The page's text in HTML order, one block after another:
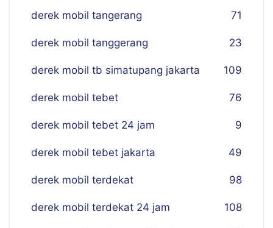
derek mobil tangerang 71
derek mobil tanggerang 23
derek mobil tb simatupang jakarta 109
derek mobil tebet 76
derek mobil tebet 24 jam 9
derek mobil tebet jakarta 49
derek mobil terdekat 98
derek mobil terdekat 24 jam 108